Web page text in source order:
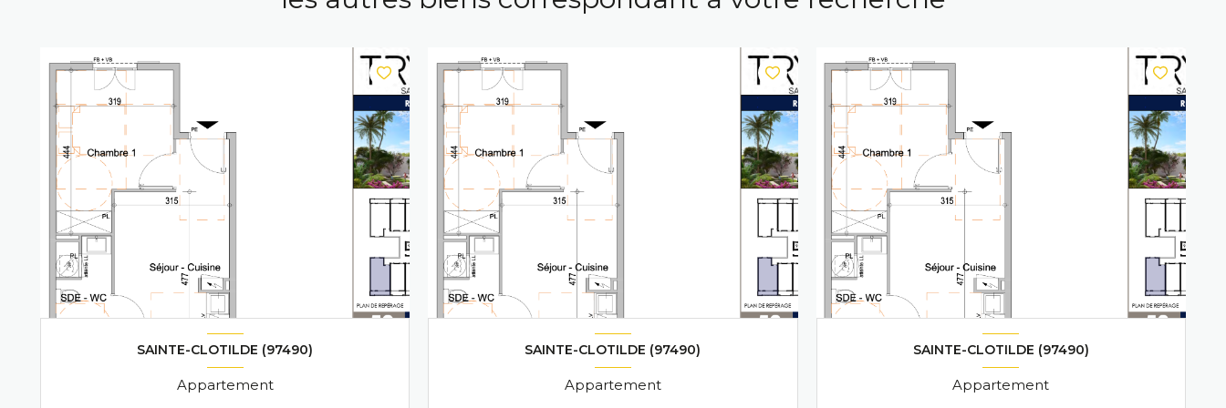
SAINTE-CLOTILDE (97490)
Appartement
SAINTE-CLOTILDE (97490)
Appartement
SAINTE-CLOTILDE (97490)
Appartement